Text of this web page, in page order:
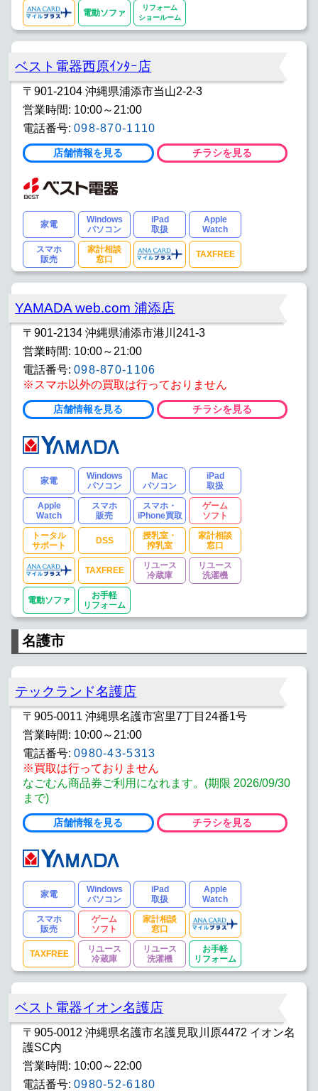
電動ソファ
リフォーム
ショールーム
ベスト電器西原ｲﾝﾀｰ店
〒901-2104 沖縄県浦添市当山2-2-3
営業時間: 10:00～21:00
電話番号: 098-870-1110
店舗情報を見る チラシを見る
家電
Windows
パソコン
iPad
取扱
Apple
Watch
スマホ
販売
家計相談
窓口
TAXFREE
YAMADA web.com 浦添店
〒901-2134 沖縄県浦添市港川241-3
営業時間: 10:00～21:00
電話番号: 098-870-1106
※スマホ以外の買取は行っておりません
店舗情報を見る チラシを見る
家電
Windows
パソコン
Mac
パソコン
iPad
取扱
Apple
Watch
スマホ
販売
スマホ・
iPhone買取
ゲーム
ソフト
トータル
サポート
DSS
授乳室・
搾乳室
家計相談
窓口
TAXFREE
リユース
冷蔵庫
リユース
洗濯機
電動ソファ
お手軽
リフォーム
名護市
テックランド名護店
〒905-0011 沖縄県名護市宮里7丁目24番1号
営業時間: 10:00～21:00
電話番号: 0980-43-5313
※買取は行っておりません
なごむん商品券ご利用になれます。(期限 2026/09/30
まで)
店舗情報を見る チラシを見る
家電
Windows
パソコン
iPad
取扱
Apple
Watch
スマホ
販売
ゲーム
ソフト
家計相談
窓口
TAXFREE
リユース
冷蔵庫
リユース
洗濯機
お手軽
リフォーム
ベスト電器イオン名護店
〒905-0012 沖縄県名護市名護見取川原4472 イオン名
護SC内
営業時間: 10:00～22:00
電話番号: 0980-52-6180